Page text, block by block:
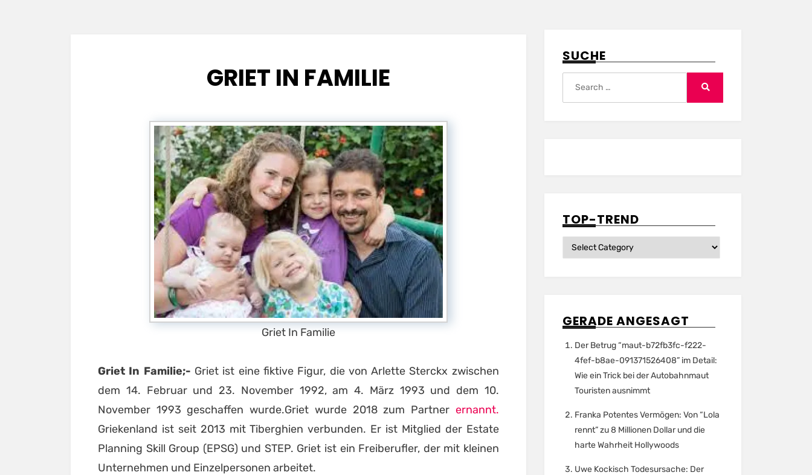
GRIET IN FAMILIE
Griet In Familie
Griet In Familie;- Griet ist eine fiktive Figur, die von Arlette Sterckx zwischen
dem 14. Februar und 23. November 1992, am 4. März 1993 und dem 10.
November 1993 geschaffen wurde.Griet wurde 2018 zum Partner ernannt.
Griekenland ist seit 2013 mit Tiberghien verbunden. Er ist Mitglied der Estate
Planning Skill Group (EPSG) und STEP. Griet ist ein Freiberufler, der mit kleinen
Unternehmen und Einzelpersonen arbeitet.
SUCHE
TOP-TREND
Top-
Trend
GERADE ANGESAGT
Der Betrug “maut-b72fb3fc-f222-
4fef-b8ae-091371526408” im Detail:
Wie ein Trick bei der Autobahnmaut
Touristen ausnimmt
Franka Potentes Vermögen: Von “Lola
rennt” zu 8 Millionen Dollar und die
harte Wahrheit Hollywoods
Uwe Kockisch Todesursache: Der